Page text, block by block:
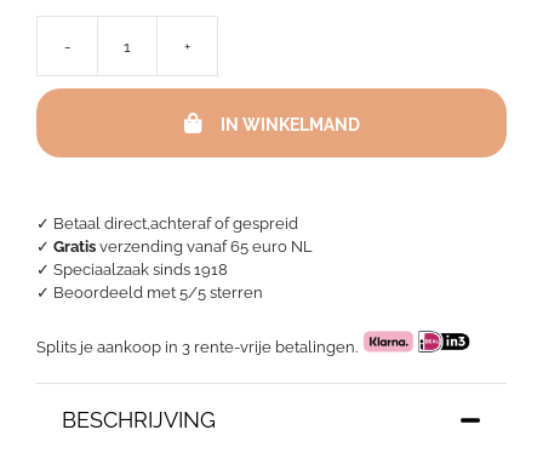
✓ Betaal direct,achteraf of gespreid
✓ Gratis verzending vanaf 65 euro NL
✓ Speciaalzaak sinds 1918
✓ Beoordeeld met 5/5 sterren
Splits je aankoop in 3 rente-vrije betalingen.
BESCHRIJVING
-
Top
Short
+
IN WINKELMAND